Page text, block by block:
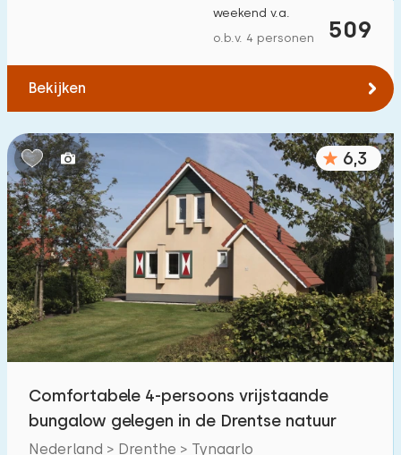
509
weekend v.a.
o.b.v. 4 personen
Bekijken
6,3
Comfortabele 4-persoons vrijstaande
bungalow gelegen in de Drentse natuur
Nederland > Drenthe > Tynaarlo